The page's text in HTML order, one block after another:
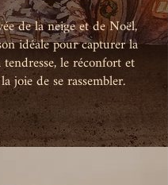
de la neige et de Noël,
idéale pour capturer la
le réconfort et
joie de se rassembler.